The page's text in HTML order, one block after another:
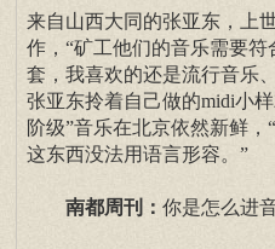
来自山西大同的张亚东，上
作，“矿工他们的音乐需要
套，我喜欢的还是流行音乐
张亚东拎着自己做的midi小
阶级”音乐在北京依然新鲜
这东西没法用语言形容。”
南都周刊 ： 你是怎么进